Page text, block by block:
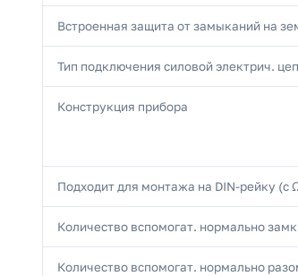
Встроенная защита от замыканий на
Тип подключения силовой электрич.
Конструкция прибора
Подходит для монтажа на DIN-рейку (с
Количество вспомогат. нормально
Количество вспомогат. нормально